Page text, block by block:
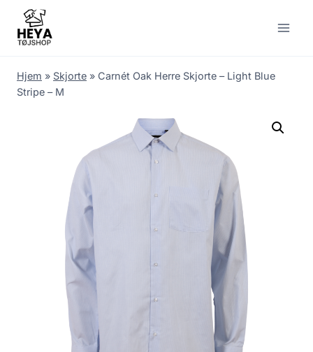
content
Hjem » Skjorte » Carnét Oak Herre Skjorte – Light Blue
Stripe – M